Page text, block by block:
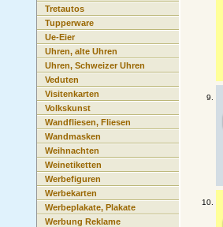
Tretautos
Tupperware
Ue-Eier
Uhren, alte Uhren
Uhren, Schweizer Uhren
Veduten
Visitenkarten
Volkskunst
Wandfliesen, Fliesen
Wandmasken
Weihnachten
Weinetiketten
Werbefiguren
Werbekarten
Werbeplakate, Plakate
Werbung Reklame